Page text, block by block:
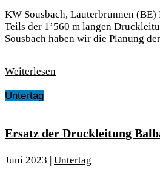
KW Sousbach, Lauterbrunnen (BE)
Teils der 1’560 m langen
Sousbach haben wir die Planung
Weiterlesen
Untertag
Ersatz der Druckleitung
Juni 2023 | Untertag